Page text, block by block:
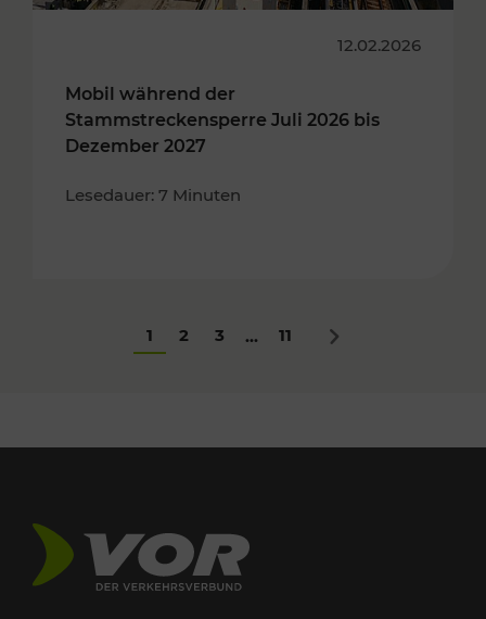
12.02.2026
Mobil während der
Stammstreckensperre Juli 2026 bis
Dezember 2027
Lesedauer: 7 Minuten
1 2 3 ... 11 Nächstes